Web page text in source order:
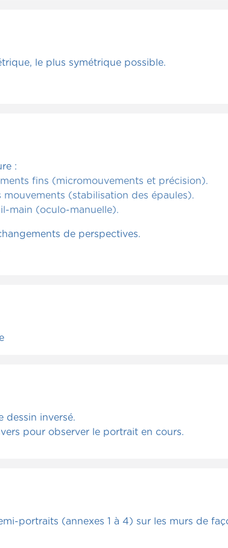
le plus symétrique possible.
:
fins (micromouvements et précision).
(stabilisation des épaules).
main (oculo-manuelle).
de perspectives.
dessin inversé.
pour observer le portrait en cours.
portraits (annexes 1 à 4) sur les murs de